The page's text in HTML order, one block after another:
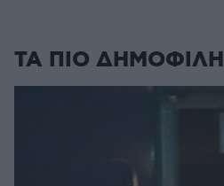
ΤΑ ΠΙΟ ΔΗΜΟΦΙΛΗ